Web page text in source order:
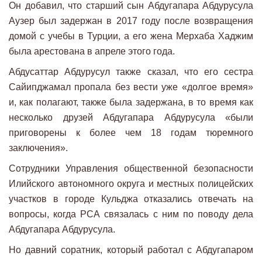
Он добавил, что старший сын Абдугапара Абдурусула
Аузер был задержан в 2017 году после возвращения
домой с учебы в Турции, а его жена Мерхаба Хаджим
была арестована в апреле этого года.
Абдусаттар Абдурусул также сказал, что его сестра
Сайипджамал пропала без вести уже «долгое время»
и, как полагают, также была задержана, в то время как
несколько друзей Абдугапара Абдурусула «были
приговорены к более чем 18 годам тюремного
заключения».
Сотрудники Управления общественной безопасности
Илийского автономного округа и местных полицейских
участков в городе Кульджа отказались отвечать на
вопросы, когда РСА связалась с ним по поводу дела
Абдугапара Абдурусула.
Но давний соратник, который работал с Абдугапаром